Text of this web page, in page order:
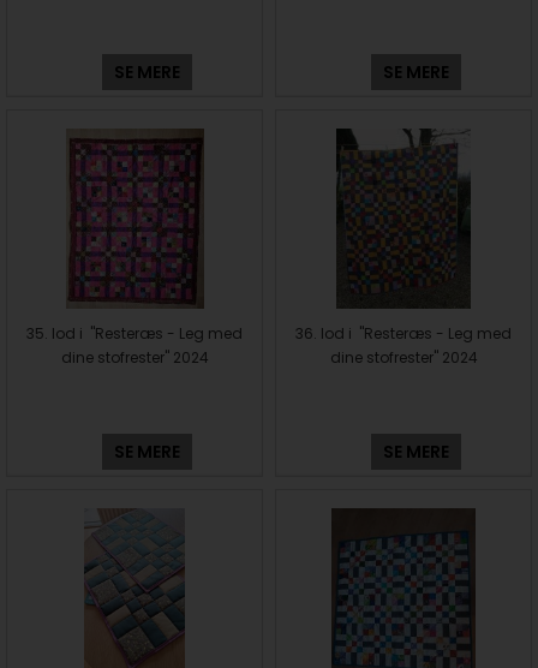
SE MERE SE MERE
35. lod i "Resteræs - Leg med
dine stofrester" 2024
SE MERE
36. lod i "Resteræs - Leg med
dine stofrester" 2024
SE MERE